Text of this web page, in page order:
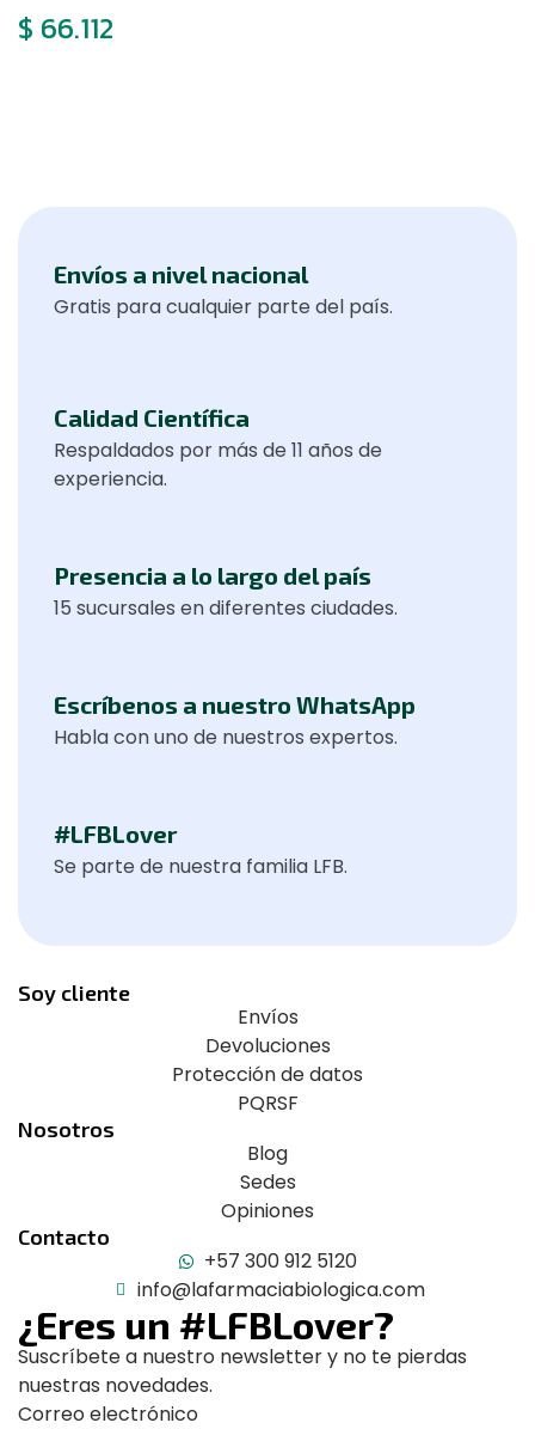
$ 66.112
Envíos a nivel nacional
Gratis para cualquier parte del país.
Calidad Científica
Respaldados por más de 11 años de
experiencia.
Presencia a lo largo del país
15 sucursales en diferentes ciudades.
Escríbenos a nuestro WhatsApp
Habla con uno de nuestros expertos.
#LFBLover
Se parte de nuestra familia LFB.
Soy cliente
Envíos
Devoluciones
Protección de datos
PQRSF
Nosotros
Blog
Sedes
Opiniones
Contacto
+57 300 912 5120
info@lafarmaciabiologica.com
¿Eres un #LFBLover?
Suscríbete a nuestro newsletter y no te pierdas
nuestras novedades.
Correo electrónico